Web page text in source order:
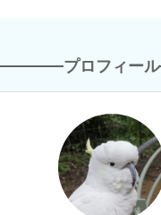
プロフィール